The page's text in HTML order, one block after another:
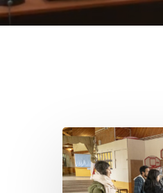
Toda
el
agua